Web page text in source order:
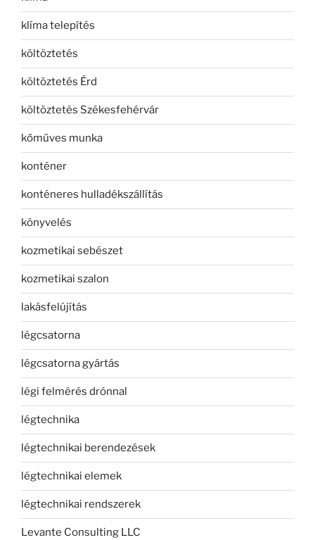
klíma telepítés
költöztetés
költöztetés Érd
költöztetés Székesfehérvár
kőműves munka
konténer
konténeres hulladékszállítás
könyvelés
kozmetikai sebészet
kozmetikai szalon
lakásfelújítás
légcsatorna
légcsatorna gyártás
légi felmérés drónnal
légtechnika
légtechnikai berendezések
légtechnikai elemek
légtechnikai rendszerek
Levante Consulting LLC